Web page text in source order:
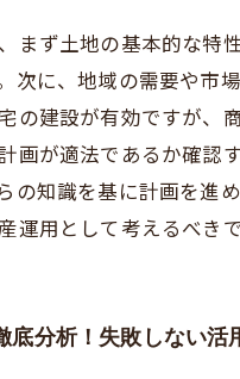
まず土地の基本的な特
次に、地域の需要や市
の建設が有効ですが、
画が適法であるか確認
の知識を基に計画を進
用として考えるべきで
底分析！失敗しない活